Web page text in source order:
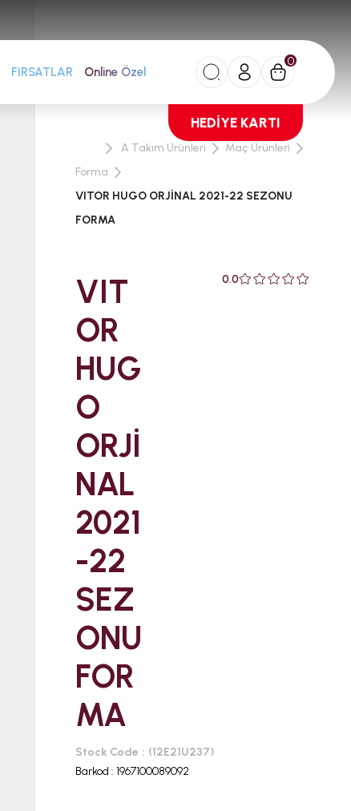
FIRSATLAR Online Özel
0
HEDİYE KARTI
A Takım Ürünleri
Maç Ürünleri
Forma
VITOR HUGO ORJİNAL 2021-22 SEZONU
FORMA
VIT
OR
HUG
O
ORJİ
NAL
2021
-22
SEZ
ONU
FOR
MA
0.0
Stock Code
(12E21U237)
Barkod : 1967100089092